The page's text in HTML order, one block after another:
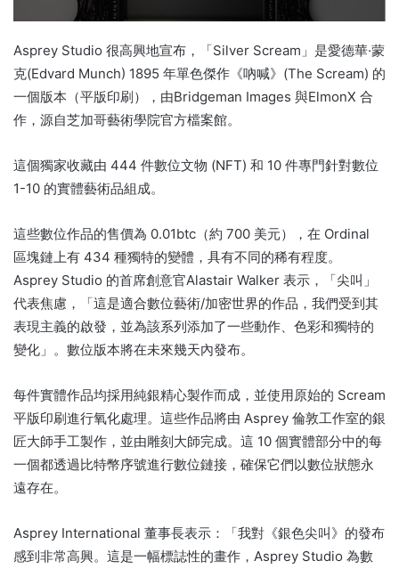
Asprey Studio 很高興地宣布，「Silver Scream」是愛德華·蒙
克(Edvard Munch) 1895 年單色傑作《吶喊》(The Scream) 的
一個版本（平版印刷），由Bridgeman Images 與ElmonX 合
作，源自芝加哥藝術學院官方檔案館。
這個獨家收藏由 444 件數位文物 (NFT) 和 10 件專門針對數位
1-10 的實體藝術品組成。
這些數位作品的售價為 0.01btc（約 700 美元），在 Ordinal
區塊鏈上有 434 種獨特的變體，具有不同的稀有程度。
Asprey Studio 的首席創意官Alastair Walker 表示，「尖叫」
代表焦慮，「這是適合數位藝術/加密世界的作品，我們受到其
表現主義的啟發，並為該系列添加了一些動作、色彩和獨特的
變化」。數位版本將在未來幾天內發布。
每件實體作品均採用純銀精心製作而成，並使用原始的 Scream
平版印刷進行氧化處理。這些作品將由 Asprey 倫敦工作室的銀
匠大師手工製作，並由雕刻大師完成。這 10 個實體部分中的每
一個都透過比特幣序號進行數位鏈接，確保它們以數位狀態永
遠存在。
Asprey International 董事長表示：「我對《銀色尖叫》的發布
感到非常高興。這是一幅標誌性的畫作，Asprey Studio 為數